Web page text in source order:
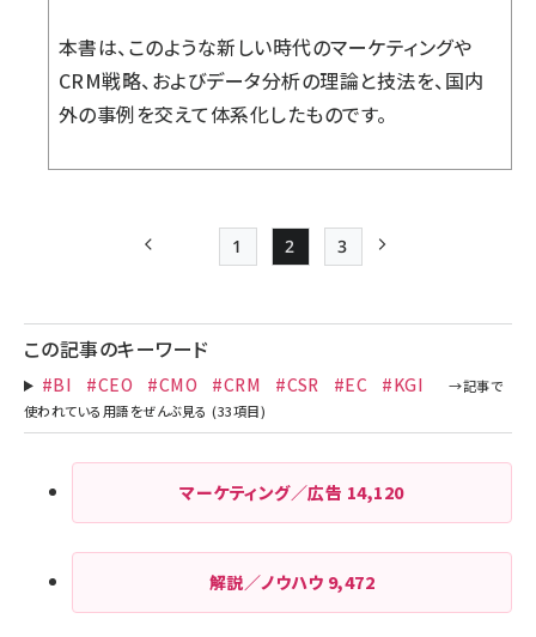
本書は、このような新しい時代のマーケティングや
CRM戦略、およびデータ分析の理論と技法を、国内
外の事例を交えて体系化したものです。
送
前ページ Page
1
Page
2
Page
3
この記事のキーワード
#BI #CEO #CMO #CRM #CSR #EC #KGI
マーケティング／広告 14,120
解説／ノウハウ 9,472